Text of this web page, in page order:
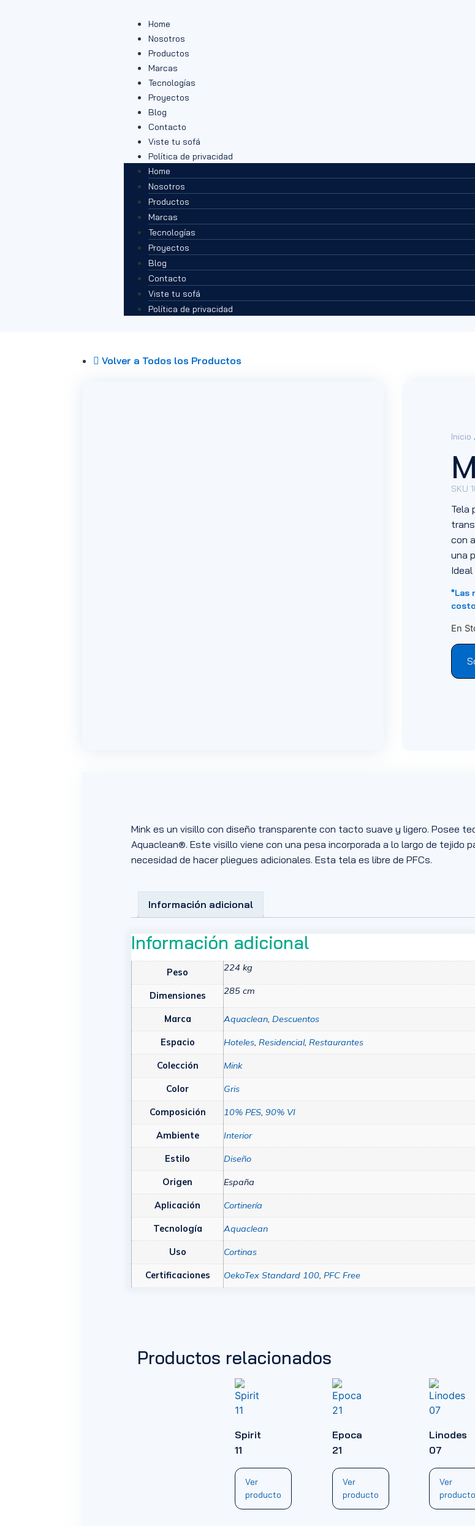
Home
Nosotros
Productos
Marcas
Tecnologías
Proyectos
Blog
Contacto
Viste tu sofá
Política de privacidad
Home
Nosotros
Productos
Marcas
Tecnologías
Proyectos
Blog
Contacto
Viste tu sofá
Política de privacidad
Volver a Todos los Productos
Inicio
SKU
Tela
con
una
*Las
En
Mink es un visillo con diseño transparente con tacto suave y ligero. Posee
Aquaclean®. Este visillo viene con una pesa incorporada a lo largo de tejido
necesidad de hacer pliegues adicionales. Esta tela es libre de PFCs.
Información adicional
Información adicional
Peso 224 kg
Dimensiones 285 cm
Marca Aquaclean,Descuentos
Espacio Hoteles,Residencial,Restaurantes
Colección Mink
Color Gris
Composición 10% PES,90% VI
Ambiente Interior
Estilo Diseño
Origen España
Aplicación Cortinería
Tecnología Aquaclean
Uso Cortinas
Certificaciones OekoTex Standard 100,PFC Free
Productos relacionados
Spirit
11
Ver
producto
Epoca
21
Ver
producto
Linodes
07
Ver
producto